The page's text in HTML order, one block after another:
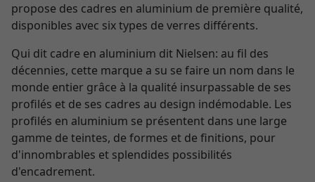
propose des cadres en aluminium de première qualité,
disponibles avec six types de verres différents.
Qui dit cadre en aluminium dit Nielsen: au fil des
décennies, cette marque a su se faire un nom dans le
monde entier grâce à la qualité insurpassable de ses
profilés et de ses cadres au design indémodable. Les
profilés en aluminium se présentent dans une large
gamme de teintes, de formes et de finitions, pour
d'innombrables et splendides possibilités
d'encadrement.